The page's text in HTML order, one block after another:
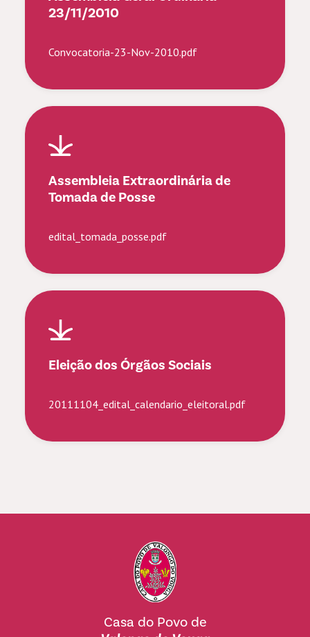
23/11/2010
Convocatoria-23-Nov-2010.pdf
Assembleia Extraordinária de
Tomada de Posse
edital_tomada_posse.pdf
Eleição dos Órgãos Sociais
20111104_edital_calendario_eleitoral.pdf
Casa do Povo de